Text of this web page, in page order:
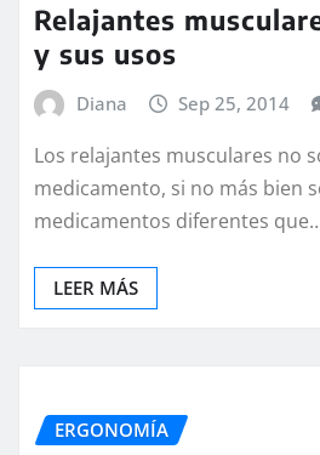
Relajantes
y sus usos
Diana Sep 25, 2014
Los relajantes musculares no
medicamento, si no más bien
medicamentos diferentes
LEER MÁS
ERGONOMÍA